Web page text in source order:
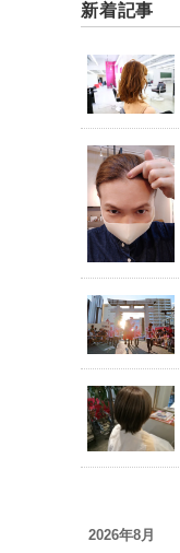
新着記事
2026年8月